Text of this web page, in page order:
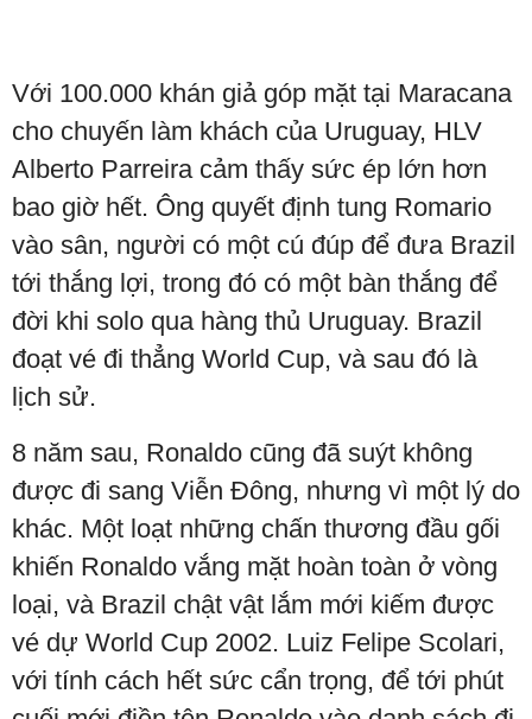
Với 100.000 khán giả góp mặt tại Maracana
cho chuyến làm khách của Uruguay, HLV
Alberto Parreira cảm thấy sức ép lớn hơn
bao giờ hết. Ông quyết định tung Romario
vào sân, người có một cú đúp để đưa Brazil
tới thắng lợi, trong đó có một bàn thắng để
đời khi solo qua hàng thủ Uruguay. Brazil
đoạt vé đi thẳng World Cup, và sau đó là
lịch sử.
8 năm sau, Ronaldo cũng đã suýt không
được đi sang Viễn Đông, nhưng vì một lý do
khác. Một loạt những chấn thương đầu gối
khiến Ronaldo vắng mặt hoàn toàn ở vòng
loại, và Brazil chật vật lắm mới kiếm được
vé dự World Cup 2002. Luiz Felipe Scolari,
với tính cách hết sức cẩn trọng, để tới phút